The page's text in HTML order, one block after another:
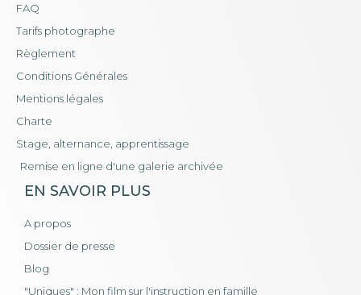
FAQ
Tarifs photographe
Règlement
Conditions Générales
Mentions légales
Charte
Stage, alternance, apprentissage
Remise en ligne d'une galerie archivée
EN SAVOIR PLUS
A propos
Dossier de presse
Blog
"Uniques" : Mon film sur l'instruction en famille